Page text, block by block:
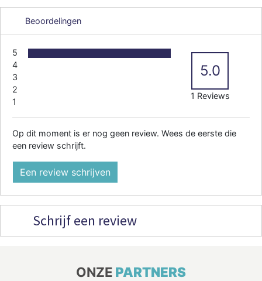
Beoordelingen
5
4
3
2
1
5.0
1 Reviews
Op dit moment is er nog geen review. Wees de eerste die
een review schrijft.
Een review schrijven
Schrijf een review
ONZE PARTNERS